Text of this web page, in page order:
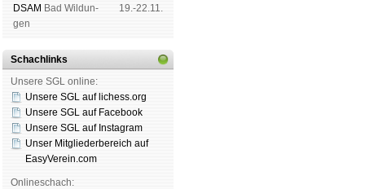
DSAM Bad Wil­dun­
gen
19.-22.11.
Schachlinks
Unsere SGL online:
Unsere SGL auf li­chess.org
Unsere SGL auf Face­book
Unsere SGL auf Insta­gram
Unser Mitgliederbereich auf
EasyVerein.com
Onlineschach: